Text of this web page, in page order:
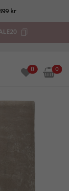
kr
0 0